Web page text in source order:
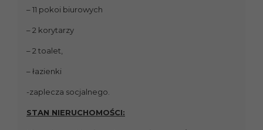
– 11 pokoi biurowych
– 2 korytarzy
– 2 toalet,
– łazienki
-zaplecza socjalnego.
STAN NIERUCHOMOŚCI: